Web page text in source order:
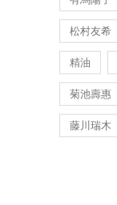
松村友希
精油
菊池壽惠
藤川瑞木